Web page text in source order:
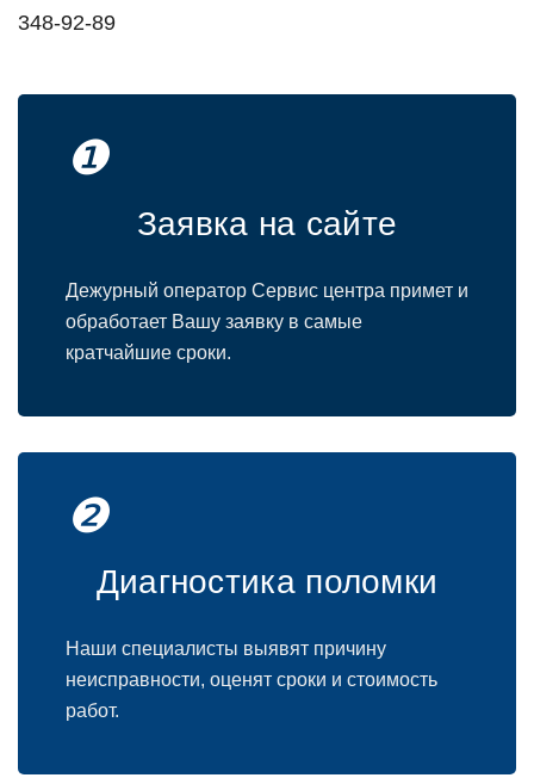
348-92-89
❶
Заявка на сайте
Дежурный оператор Сервис центра примет и
обработает Вашу заявку в самые
кратчайшие сроки.
❷
Диагностика поломки
Наши специалисты выявят причину
неисправности, оценят сроки и стоимость
работ.